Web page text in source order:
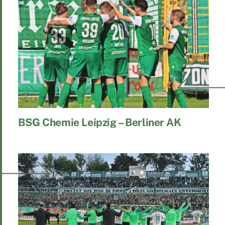
BSG Chemie Leipzig – Berliner AK